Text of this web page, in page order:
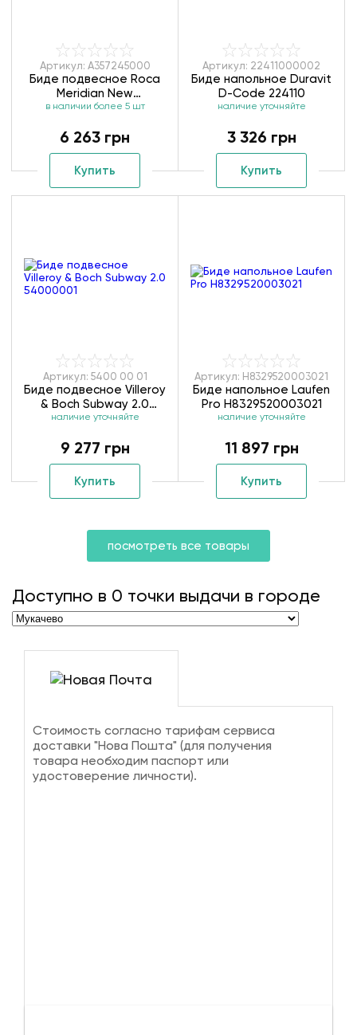
Артикул: A357245000
Биде подвесное Roca
Meridian New
A357245000
в наличии более 5 шт
6 263 грн
Купить
Артикул: 22411000002
Биде напольное Duravit
D-Code 224110
наличие уточняйте
3 326 грн
Купить
Артикул: 5400 00 01
Биде подвесное Villeroy
& Boch Subway 2.0
54000001
наличие уточняйте
9 277 грн
Купить
Артикул: H8329520003021
Биде напольное Laufen
Pro H8329520003021
наличие уточняйте
11 897 грн
Купить
посмотреть все товары
Доступно в 0 точки выдачи в городе
Стоимость согласно тарифам сервиса
доставки "Нова Пошта" (для получения
товара необходим паспорт или
удостоверение личности).